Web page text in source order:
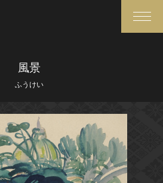
さらに詳細検索
さらに詳細検索
媒体資料・関連記事等
風景
ふうけい